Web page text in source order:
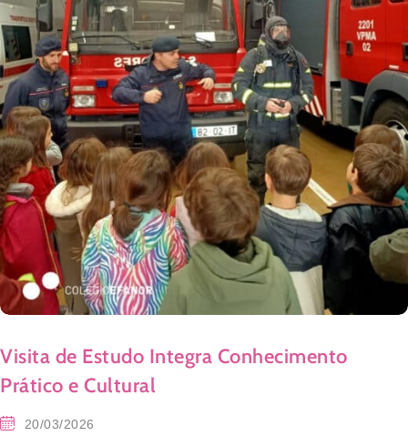
Visita de Estudo Integra Conhecimento
Prático e Cultural
20/03/2026